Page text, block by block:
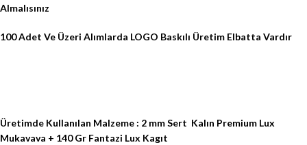
Almalısınız
100 Adet Ve Üzeri Alımlarda LOGO Baskılı Üretim Elbatta Vardır
Üretimde Kullanılan Malzeme : 2 mm Sert Kalın Premium Lux
Mukavava + 140 Gr Fantazi Lux Kagıt